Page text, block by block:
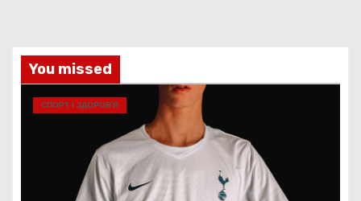
You missed
СПОРТ І ЗДОРОВ’Я